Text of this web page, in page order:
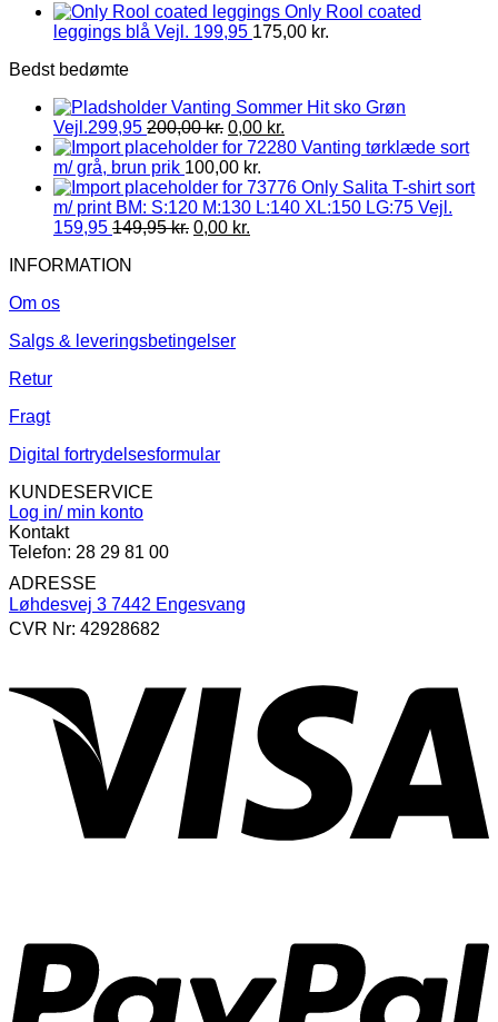
Only Rool coated
leggings blå Vejl. 199,95 175,00 kr.
Bedst bedømte
Vanting Sommer Hit sko Grøn
Vejl.299,95 200,00kr. 0,00 kr.
Vanting tørklæde sort
m/ grå, brun prik 100,00 kr.
Only Salita T-shirt sort
m/ print BM: S:120 M:130 L:140 XL:150 LG:75 Vejl.
159,95 149,95kr. 0,00 kr.
INFORMATION
Om os
Salgs & leveringsbetingelser
Retur
Fragt
Digital fortrydelsesformular
KUNDESERVICE
Log in/ min konto
Kontakt
Telefon: 28 29 81 00
ADRESSE
Løhdesvej 3 7442 Engesvang
CVR Nr: 42928682